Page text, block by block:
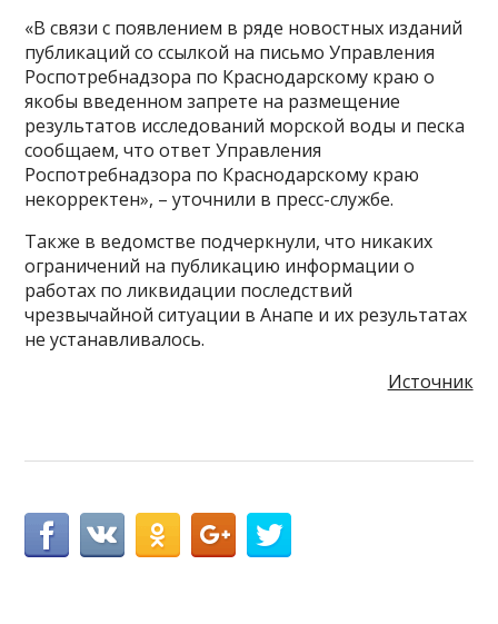
«В связи с появлением в ряде новостных изданий
публикаций со ссылкой на письмо Управления
Роспотребнадзора по Краснодарскому краю о
якобы введенном запрете на размещение
результатов исследований морской воды и песка
сообщаем, что ответ Управления
Роспотребнадзора по Краснодарскому краю
некорректен», – уточнили в пресс-службе.
Также в ведомстве подчеркнули, что никаких
ограничений на публикацию информации о
работах по ликвидации последствий
чрезвычайной ситуации в Анапе и их результатах
не устанавливалось.
Источник